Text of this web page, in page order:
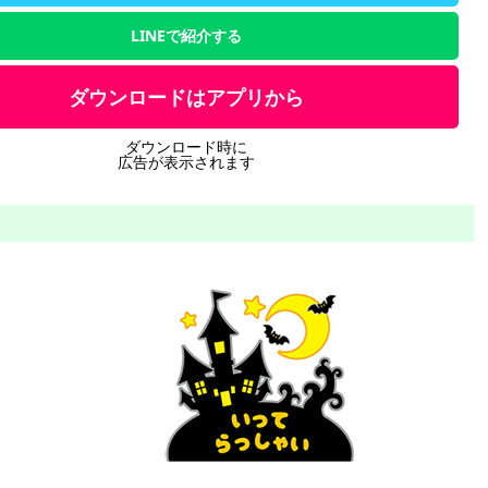
LINEで紹介する
ダウンロードはアプリから
ダウンロード時に
広告が表示されます